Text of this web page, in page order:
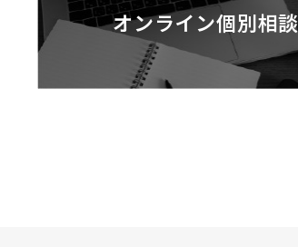
オンライン個別相談